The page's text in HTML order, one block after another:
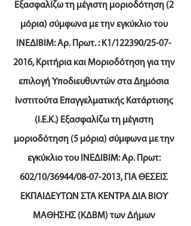
Εξασφαλίζω τη μέγιστη μοριοδότηση (2
μόρια) σύμφωνα με την εγκύκλιο του
ΙΝΕΔΙΒΙΜ: Αρ. Πρωτ. : K1/122390/25-07-
2016, Κριτήρια και Μοριοδότηση για την
επιλογή Υποδιευθυντών στα Δημόσια
Ινστιτούτα Επαγγελματικής Κατάρτισης
(Ι.Ε.Κ.) Εξασφαλίζω τη μέγιστη
μοριοδότηση (5 μόρια) σύμφωνα με την
εγκύκλιο του ΙΝΕΔΙΒΙΜ: Αρ. Πρωτ:
602/10/36944/08-07-2013, ΓΙΑ ΘΕΣΕΙΣ
ΕΚΠΑΙΔΕΥΤΩΝ ΣΤΑ ΚΕΝΤΡΑ ΔΙΑ ΒΙΟΥ
ΜΑΘΗΣΗΣ (ΚΔΒΜ) των Δήμων